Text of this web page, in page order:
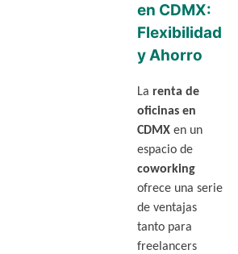
en CDMX:
Flexibilidad
y Ahorro
La renta de
oficinas en
CDMXen un
espacio de
coworking
ofrece una serie
de ventajas
tanto para
freelancers